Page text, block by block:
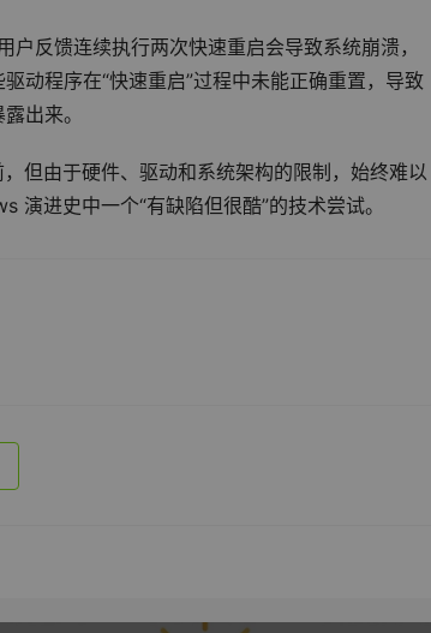
反馈连续执行两次快速重启会导致系统崩溃，
动程序在“快速重启”过程中未能正确重置，导致
出来。
但由于硬件、驱动和系统架构的限制，始终难以
进史中一个“有缺陷但很酷”的技术尝试。